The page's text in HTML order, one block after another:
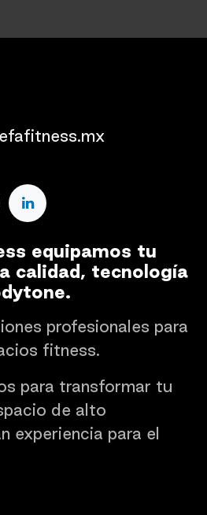
equipamos tu
calidad, tecnología
profesionales para
fitness.
para transformar tu
de alto
experiencia para el